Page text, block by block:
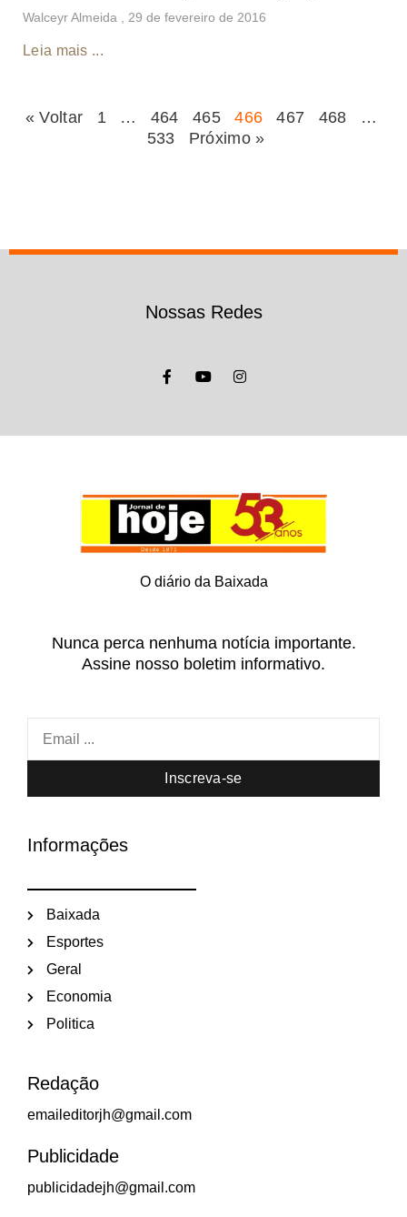
Walceyr Almeida 29 de fevereiro de 2016
Leia mais ...
« Voltar 1 … 464 465 466 467 468
…
533
Próximo »
Nossas Redes
O diário da Baixada
Nunca perca nenhuma notícia importante.
Assine nosso boletim informativo.
Inscreva-se
Informações
Baixada
Esportes
Geral
Economia
Politica
Redação
emaileditorjh@gmail.com
Publicidade
publicidadejh@gmail.com